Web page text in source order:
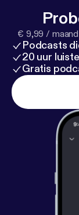
€ 9,99 /
Podcasts
20 uur
Gratis